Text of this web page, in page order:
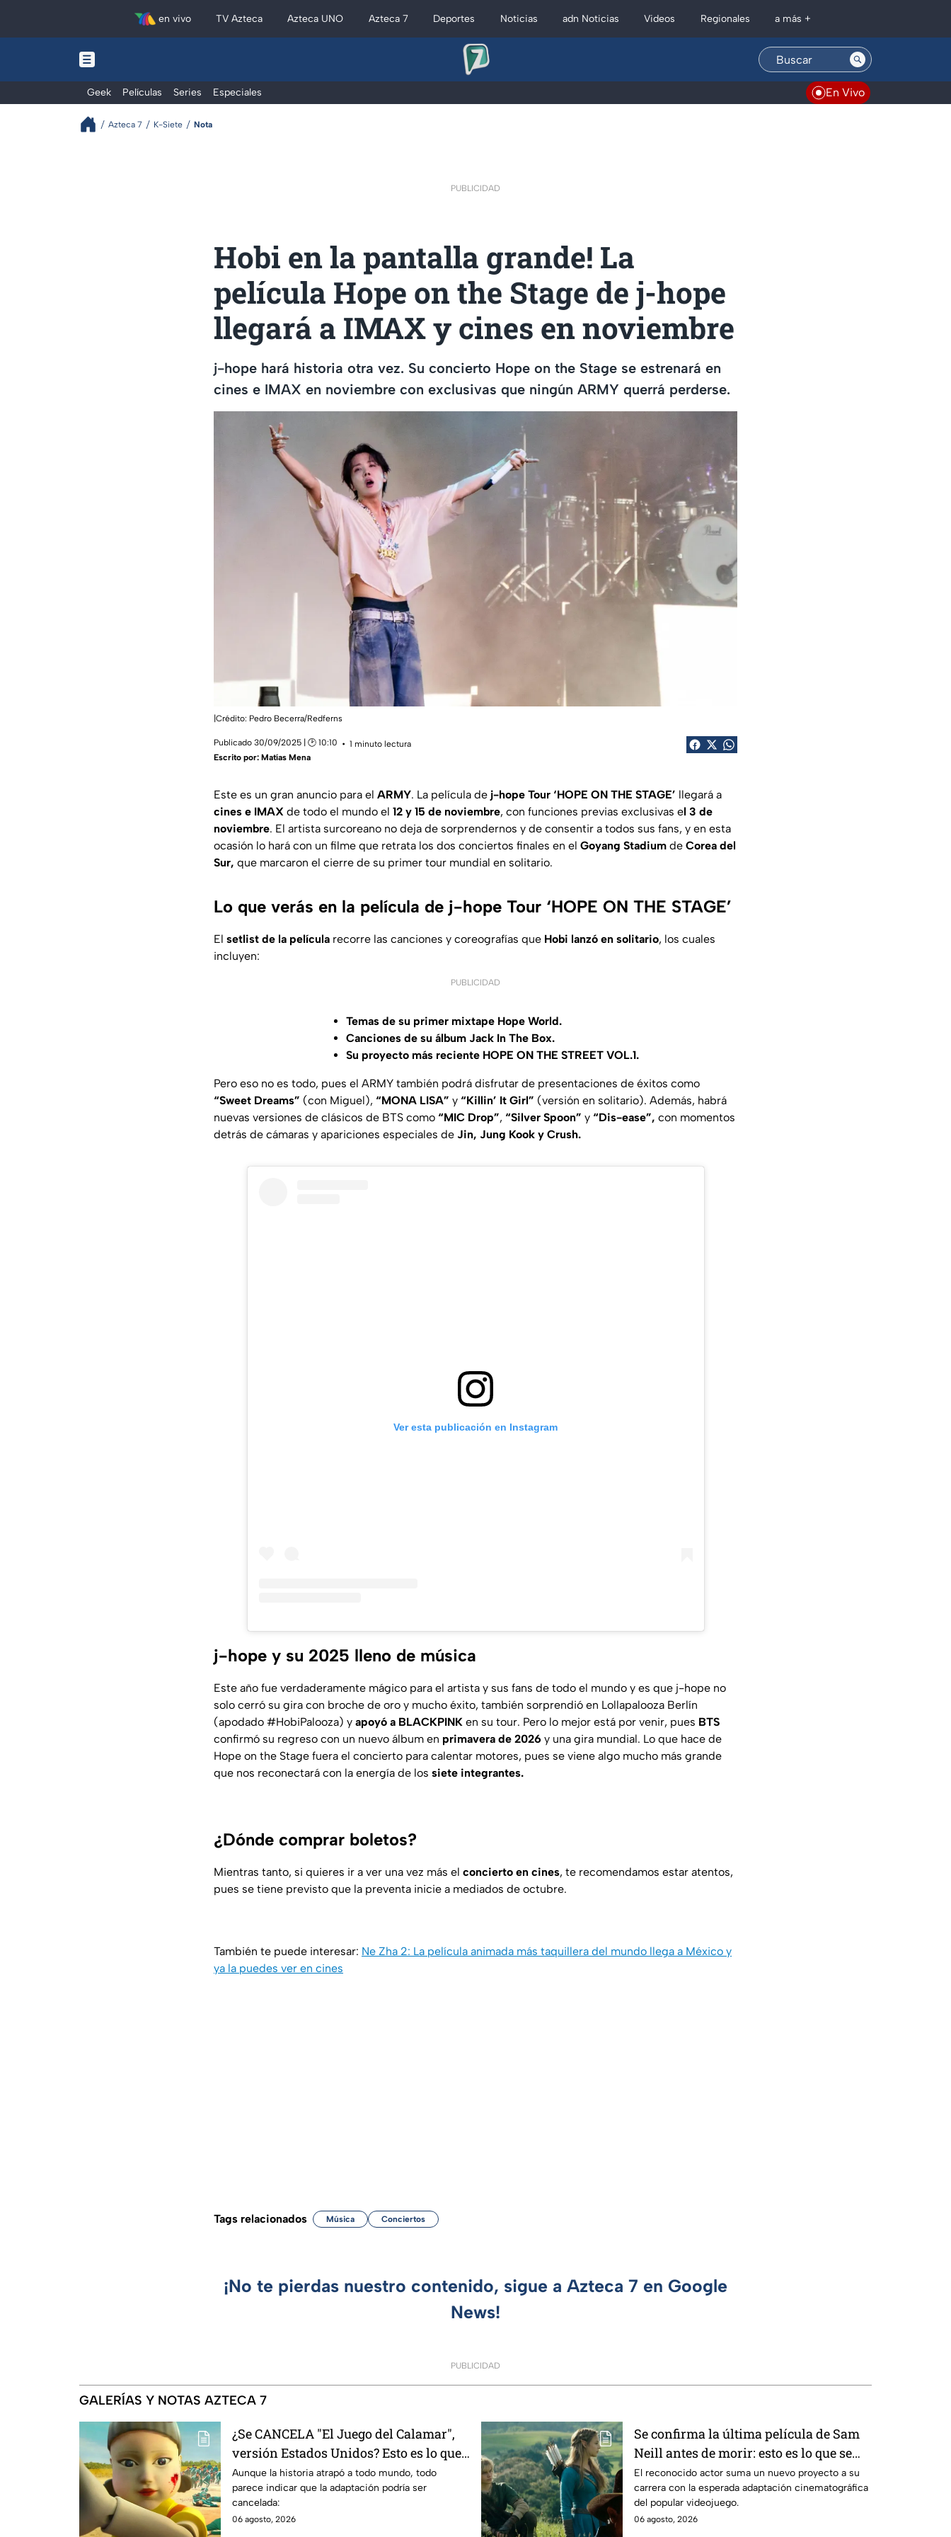
en vivo TV Azteca Azteca UNO Azteca 7 Deportes Noticias adn Noticias Videos Regionales a más +
Geek Películas Series Especiales En Vivo
Azteca 7 K-Siete Nota
PUBLICIDAD
Hobi en la pantalla grande! La
película Hope on the Stage de j-hope
llegará a IMAX y cines en noviembre
j-hope hará historia otra vez. Su concierto Hope on the Stage se estrenará en
cines e IMAX en noviembre con exclusivas que ningún ARMY querrá perderse.
|Crédito: Pedro Becerra/Redferns
Publicado 30/09/2025 | 🕑 10:10
1 minuto lectura
Escrito por: Matías Mena
Este es un gran anuncio para el ARMY. La película de j-hope Tour ‘HOPE ON THE STAGE’ llegará a
cines e IMAX de todo el mundo el 12 y 15 de noviembre, con funciones previas exclusivas el 3 de
noviembre. El artista surcoreano no deja de sorprendernos y de consentir a todos sus fans, y en esta
ocasión lo hará con un filme que retrata los dos conciertos finales en el Goyang Stadium de Corea del
Sur, que marcaron el cierre de su primer tour mundial en solitario.
Lo que verás en la película de j-hope Tour ‘HOPE ON THE STAGE’
El setlist de la película recorre las canciones y coreografías que Hobi lanzó en solitario, los cuales
incluyen:
PUBLICIDAD
Temas de su primer mixtape Hope World.
Canciones de su álbum Jack In The Box.
Su proyecto más reciente HOPE ON THE STREET VOL.1.
Pero eso no es todo, pues el ARMY también podrá disfrutar de presentaciones de éxitos como
“Sweet Dreams” (con Miguel), “MONA LISA” y “Killin’ It Girl” (versión en solitario). Además, habrá
nuevas versiones de clásicos de BTS como “MIC Drop”, “Silver Spoon” y “Dis-ease”, con momentos
detrás de cámaras y apariciones especiales de Jin, Jung Kook y Crush.
Ver esta publicación en Instagram
j-hope y su 2025 lleno de música
Este año fue verdaderamente mágico para el artista y sus fans de todo el mundo y es que j-hope no
solo cerró su gira con broche de oro y mucho éxito, también sorprendió en Lollapalooza Berlín
(apodado #HobiPalooza) y apoyó a BLACKPINK en su tour. Pero lo mejor está por venir, pues BTS
confirmó su regreso con un nuevo álbum en primavera de 2026 y una gira mundial. Lo que hace de
Hope on the Stage fuera el concierto para calentar motores, pues se viene algo mucho más grande
que nos reconectará con la energía de los siete integrantes.
¿Dónde comprar boletos?
Mientras tanto, si quieres ir a ver una vez más el concierto en cines, te recomendamos estar atentos,
pues se tiene previsto que la preventa inicie a mediados de octubre.
También te puede interesar: Ne Zha 2: La película animada más taquillera del mundo llega a México y
ya la puedes ver en cines
Tags relacionados Música Conciertos
¡No te pierdas nuestro contenido, sigue a Azteca 7 en Google
News!
PUBLICIDAD
GALERÍAS Y NOTAS AZTECA 7
¿Se CANCELA "El Juego del Calamar",
versión Estados Unidos? Esto es lo que
se sabe al momento
Aunque la historia atrapó a todo mundo, todo
parece indicar que la adaptación podría ser
cancelada:
06 agosto, 2026
Se confirma la última película de Sam
Neill antes de morir: esto es lo que se
sabe hasta ahora
El reconocido actor suma un nuevo proyecto a su
carrera con la esperada adaptación cinematográfica
del popular videojuego.
06 agosto, 2026